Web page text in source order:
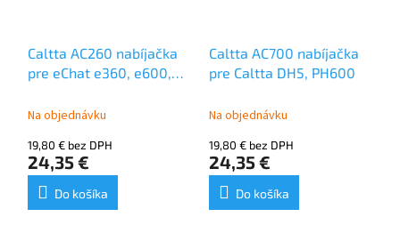
Caltta AC260 nabíjačka
pre eChat e360, e600,
Na objednávku
19,80 € bez DPH
24,35 €
Do košíka
Caltta AC700 nabíjačka
pre Caltta DH5, PH600
Na objednávku
19,80 € bez DPH
24,35 €
Do košíka